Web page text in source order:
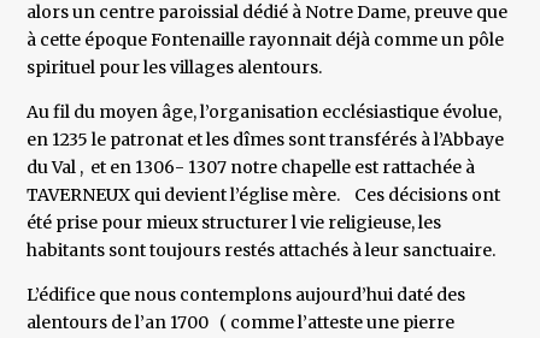
alors un centre paroissial dédié à Notre Dame, preuve que
à cette époque Fontenaille rayonnait déjà comme un pôle
spirituel pour les villages alentours.
Au fil du moyen âge, l’organisation ecclésiastique évolue,
en 1235 le patronat et les dîmes sont transférés à l’Abbaye
du Val , et en 1306- 1307 notre chapelle est rattachée à
TAVERNEUX qui devient l’église mère. Ces décisions ont
été prise pour mieux structurer l vie religieuse, les
habitants sont toujours restés attachés à leur sanctuaire.
L’édifice que nous contemplons aujourd’hui daté des
alentours de l’an 1700 ( comme l’atteste une pierre